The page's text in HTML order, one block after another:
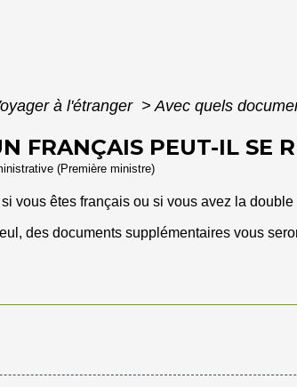
à l'étranger > Avec quels
FRANÇAIS PEUT-IL SE
(Première ministre)
vous êtes français ou si vous avez la
des documents supplémentaires vous